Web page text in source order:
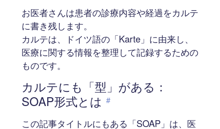
お医者さんは患者の診療内容や経過をカルテ
に書き残します。
カルテは、ドイツ語の「Karte」に由来し、
医療に関する情報を整理して記録するための
ものです。
カルテにも「型」がある：
SOAP形式とは #
この記事タイトルにもある「SOAP」は、医